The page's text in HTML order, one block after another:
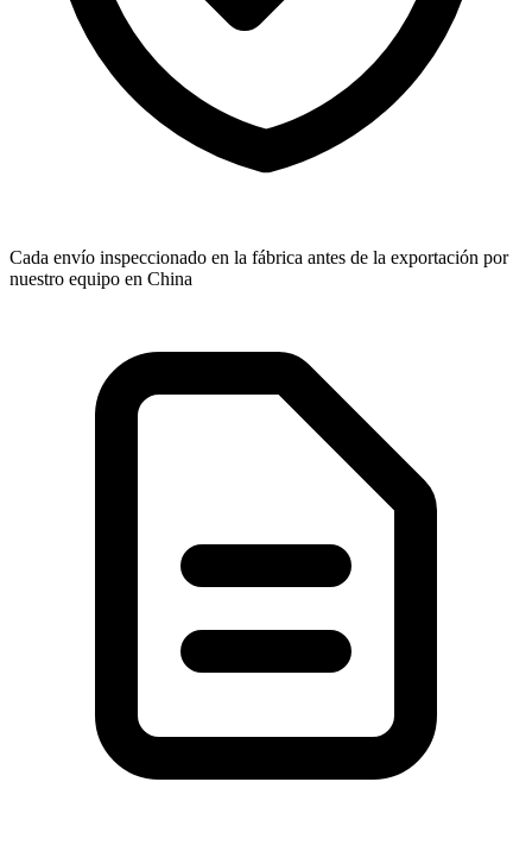
Cada envío inspeccionado en la fábrica antes de la exportación por
nuestro equipo en China